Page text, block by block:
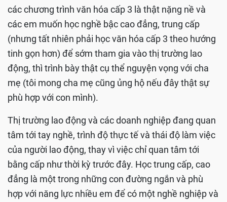
các chương trình văn hóa cấp 3 là thật nặng nề và
các em muốn học nghề bậc cao đẳng, trung cấp
(nhưng tất nhiên phải học văn hóa cấp 3 theo hướng
tinh gọn hơn) để sớm tham gia vào thị trường lao
động, thì trình bày thật cụ thể nguyện vọng với cha
mẹ (tôi mong cha mẹ cũng ủng hộ nếu đây thật sự
phù hợp với con mình).
Thị trường lao động và các doanh nghiệp đang quan
tâm tới tay nghề, trình độ thực tế và thái độ làm việc
của người lao động, thay vì việc chỉ quan tâm tới
bằng cấp như thời kỳ trước đây. Học trung cấp, cao
đẳng là một trong những con đường ngắn và phù
hợp với năng lực nhiều em để có một nghề nghiệp và